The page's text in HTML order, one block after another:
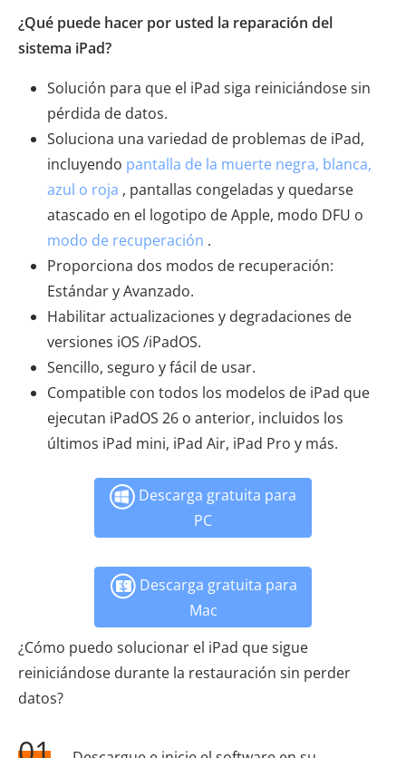
¿Qué puede hacer por usted la reparación del
sistema iPad?
Solución para que el iPad siga reiniciándose sin
pérdida de datos.
Soluciona una variedad de problemas de iPad,
incluyendo pantalla de la muerte negra, blanca,
azul o roja , pantallas congeladas y quedarse
atascado en el logotipo de Apple, modo DFU o
modo de recuperación .
Proporciona dos modos de recuperación:
Estándar y Avanzado.
Habilitar actualizaciones y degradaciones de
versiones iOS /iPadOS.
Sencillo, seguro y fácil de usar.
Compatible con todos los modelos de iPad que
ejecutan iPadOS 26 o anterior, incluidos los
últimos iPad mini, iPad Air, iPad Pro y más.
Descarga gratuita para
PC
Descarga gratuita para
Mac
¿Cómo puedo solucionar el iPad que sigue
reiniciándose durante la restauración sin perder
datos?